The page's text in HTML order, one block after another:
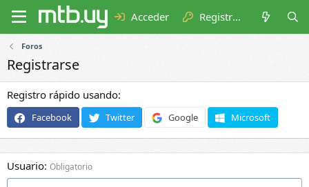
Acceder Registrarse
Foros
Registrarse
Registro rápido usando
Facebook Twitter Google Microsoft
Usuario Obligatorio